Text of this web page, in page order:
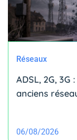
Réseaux
ADSL, 2G,
anciens
06/08/2026